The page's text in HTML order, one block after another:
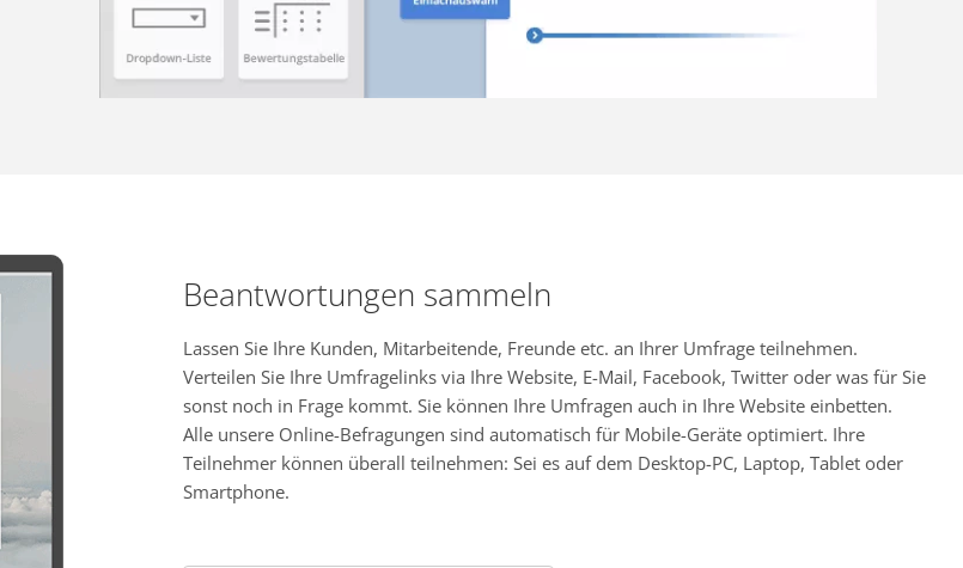
Beantwortungen sammeln
Lassen Sie Ihre Kunden, Mitarbeitende, Freunde etc. an Ihrer Umfrage teilnehmen.
Verteilen Sie Ihre Umfragelinks via Ihre Website, E-Mail, Facebook, Twitter oder was für Sie
sonst noch in Frage kommt. Sie können Ihre Umfragen auch in Ihre Website einbetten.
Alle unsere Online-Befragungen sind automatisch für Mobile-Geräte optimiert. Ihre
Teilnehmer können überall teilnehmen: Sei es auf dem Desktop-PC, Laptop, Tablet oder
Smartphone.